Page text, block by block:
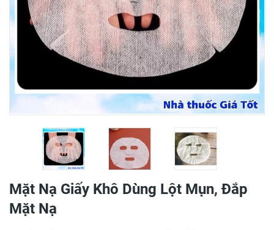
Mặt Nạ Giấy Khô Dùng Lột Mụn, Đắp
Mặt Nạ